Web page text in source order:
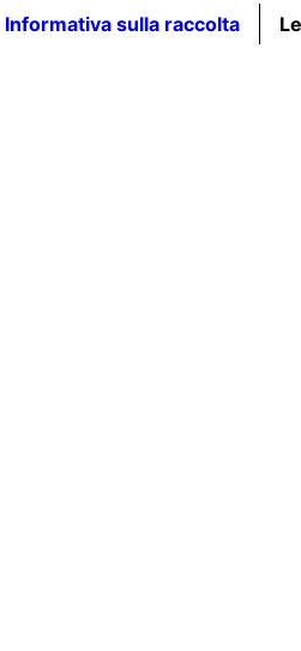
Informativa sulla raccolta